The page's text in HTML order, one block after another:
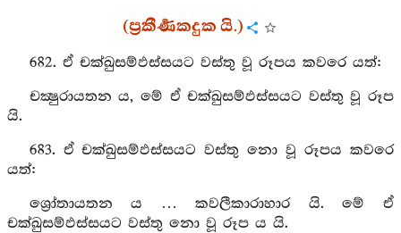
(ප්‍රකීර්‍ණකදුක යි.)
682. ඒ චක්ඛුසම්ඵස්සයට වස්තු වූ රූපය කවරෙ යත්:
චක්‍ෂුරායතන ය, මේ ඒ චක්ඛුසම්ඵස්සයට වස්තු වූ රූප
යි.
683. ඒ චක්ඛුසම්ඵස්සයට වස්තු නො වූ රූපය කවරෙ
යත්:
ශ්‍රෝතායතන ය … කවලීකාරාහාර යි. මේ ඒ
චක්ඛුසම්ඵස්සයට වස්තු නො වූ රූප ය යි.